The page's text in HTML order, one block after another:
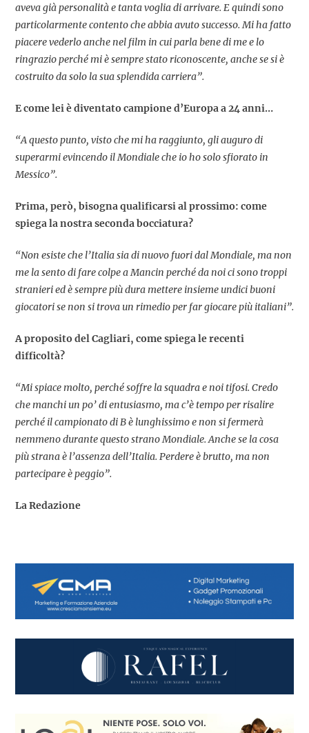
aveva già personalità e tanta voglia di arrivare. E quindi sono
particolarmente contento che abbia avuto successo. Mi ha fatto
piacere vederlo anche nel film in cui parla bene di me e lo
ringrazio perché mi è sempre stato riconoscente, anche se si è
costruito da solo la sua splendida carriera”.
E come lei è diventato campione d’Europa a 24 anni…
“A questo punto, visto che mi ha raggiunto, gli auguro di
superarmi evincendo il Mondiale che io ho solo sfiorato in
Messico”.
Prima, però, bisogna qualificarsi al prossimo: come
spiega la nostra seconda bocciatura?
“Non esiste che l’Italia sia di nuovo fuori dal Mondiale, ma non
me la sento di fare colpe a Mancin perché da noi ci sono troppi
stranieri ed è sempre più dura mettere insieme undici buoni
giocatori se non si trova un rimedio per far giocare più italiani”.
A proposito del Cagliari, come spiega le recenti
difficoltà?
“Mi spiace molto, perché soffre la squadra e noi tifosi. Credo
che manchi un po’ di entusiasmo, ma c’è tempo per risalire
perché il campionato di B è lunghissimo e non si fermerà
nemmeno durante questo strano Mondiale. Anche se la cosa
più strana è l’assenza dell’Italia. Perdere è brutto, ma non
partecipare è peggio”.
La Redazione